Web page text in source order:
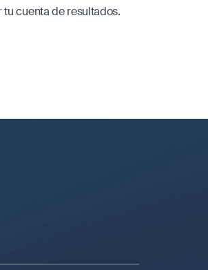
cuenta de resultados.